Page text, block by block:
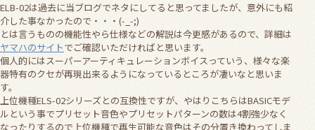
ELB-02は過去に当ブログでネタにしてると思ってましたが、意外にも紹
介した事なかったので・・・(-_-;)
とは言うものの機能性やら仕様などの解説は今更感があるので、詳細は
ヤマハのサイトでご確認いただければと思います。
個人的にはスーパーアーティキュレーションボイスっていう、様々な楽
器特有のクセが再現出来るようになっているところが凄いなと思いま
す。
上位機種ELS-02シリーズとの互換性ですが、やはりこちらはBASICモデ
ルという事でプリセット音色やプリセットパターンの数は4割強少なく
なったりするので上位機種で再生可能な音色はその分置き換わってしま